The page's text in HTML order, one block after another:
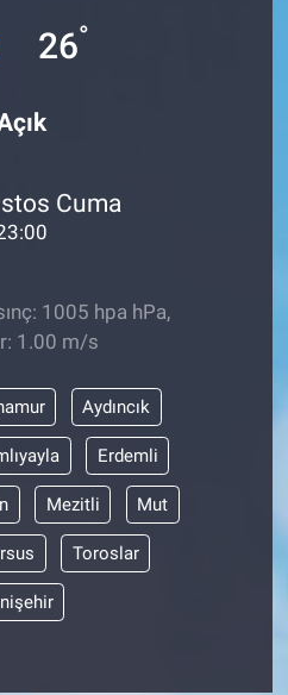
26°
Cuma
1005 hpa hPa,
1.00 m/s
Aydıncık
Erdemli
Mezitli Mut
Toroslar